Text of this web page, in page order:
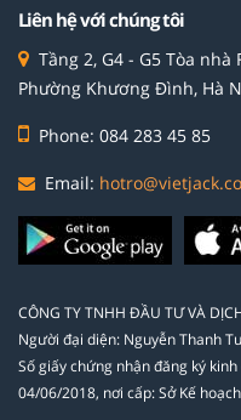
Liên hệ với chúng tôi
Tầng 2, G4 - G5 Tòa
Phường Khương Đình, Hà
Phone: 084 283 45 85
Email:
CÔNG TY TNHH ĐẦU TƯ VÀ
Người đại diện: Nguyễn Thanh
Số giấy chứng nhận đăng ký
04/06/2018, nơi cấp: Sở Kế